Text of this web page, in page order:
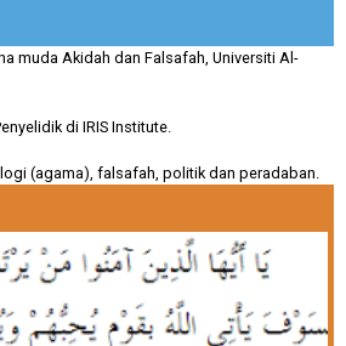
muda Akidah dan Falsafah, Universiti Al-
di IRIS Institute.
(agama), falsafah, politik dan peradaban.